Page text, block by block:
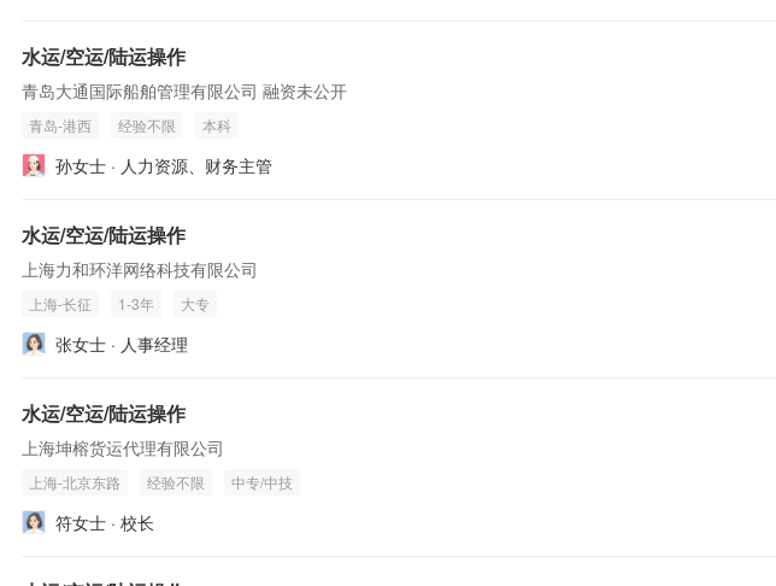
水运/空运/陆运操作
青岛大通国际船舶管理有限公司 融资未公开
青岛-港西 经验不限 本科
孙女士 · 人力资源、财务主管
水运/空运/陆运操作
上海力和环洋网络科技有限公司
上海-长征 1-3年 大专
张女士 · 人事经理
水运/空运/陆运操作
上海坤榕货运代理有限公司
上海-北京东路 经验不限 中专/中技
符女士 · 校长